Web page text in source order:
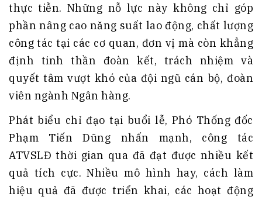
thực tiễn. Những nỗ lực này không chỉ góp
phần nâng cao năng suất lao động, chất lượng
công tác tại các cơ quan, đơn vị mà còn khẳng
định tinh thần đoàn kết, trách nhiệm và
quyết tâm vượt khó của đội ngũ cán bộ, đoàn
viên ngành Ngân hàng.
Phát biểu chỉ đạo tại buổi lễ, Phó Thống đốc
Phạm Tiến Dũng nhấn mạnh, công tác
ATVSLĐ thời gian qua đã đạt được nhiều kết
quả tích cực. Nhiều mô hình hay, cách làm
hiệu quả đã được triển khai, các hoạt động